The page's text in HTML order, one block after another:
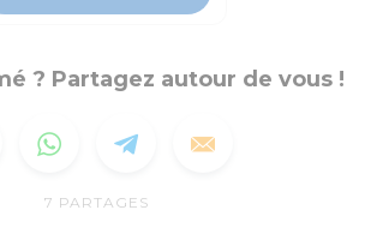
? Partagez autour de vous !
7 PARTAGES